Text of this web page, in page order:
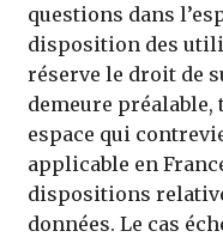
questions dans
disposition des
réserve le droit de
demeure préalable,
espace qui
applicable en
dispositions
données. Le cas